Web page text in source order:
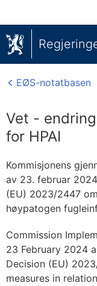
EØS-notatbasen
Vet -
for HPAI
Kommisjonens
av 23. februar
(EU) 2023/2447
høypatogen
Commission
23 February 2024
Decision (EU)
measures in